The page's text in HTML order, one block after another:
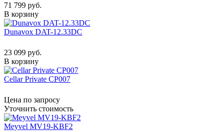
71 799 руб.
В корзину
Dunavox DAT-12.33DC
23 099 руб.
В корзину
Cellar Private CP007
Цена по запросу
Уточнить стоимость
Meyvel MV19-KBF2